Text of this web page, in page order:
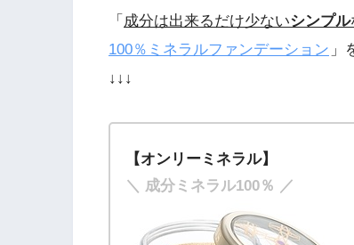
「 成分は出来るだけ少ないシンプル
100％ミネラルファンデーション 」
↓↓↓
【オンリーミネラル】
＼ 成分ミネラル100％ ／